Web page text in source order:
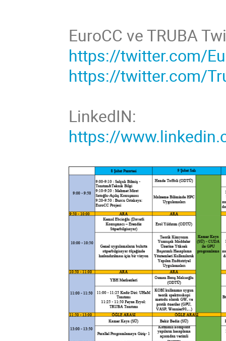
EuroCC ve TRUBA
https://twitter.com/
https://twitter.com/
LinkedIN:
https://